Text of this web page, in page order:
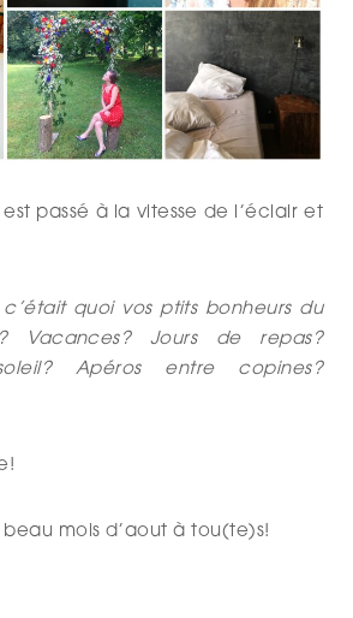
passé à la vitesse de l’éclair et
c’était quoi vos ptits bonheurs du
Vacances? Jours de repas?
Apéros entre copines?
mois d’aout à tou(te)s!